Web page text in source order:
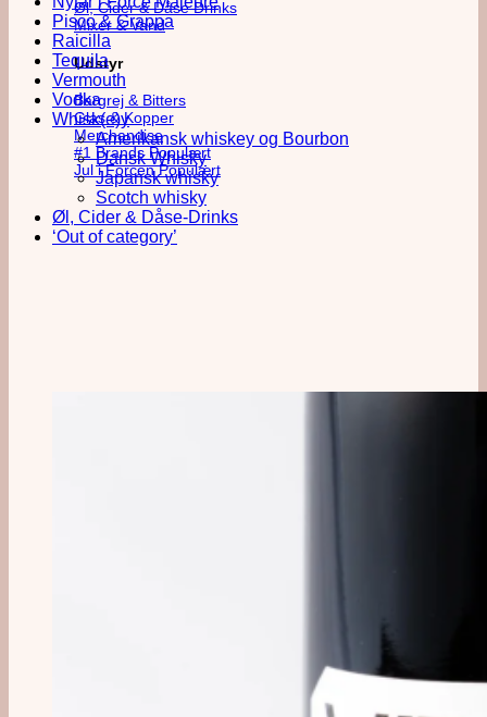
Øl, Cider & Dåse Drinks
Mixer & Vand
Udstyr
Bargrej & Bitters
Glas & Kopper
Merchandise
#1 Brands
Jul i Forcen
Pisco & Grappa
Raicilla
Tequila
Vermouth
Vodka
Whisk(e)y
Amerikansk whiskey og Bourbon
Dansk Whisky
Japansk whisky
Scotch whisky
Øl, Cider & Dåse-Drinks
‘Out of category’